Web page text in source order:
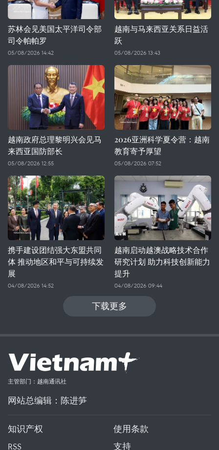
苏林会见美国太平洋司令部
司令帕帕罗
05/08/2026 14:42
越南与马来西亚关系日益活
跃
05/08/2026 13:43
越南政府总理黎明兴会见马
来西亚国防部长
05/08/2026 12:55
2026亚洲科学夏令营：越南
教育寄予厚望
05/08/2026 07:52
携手建设团结强大东盟共同
体 推动地区和平与可持续发
展
04/08/2026 14:52
越南启动越澳战略技术合作
研究计划 助力科技创新能力
提升
04/08/2026 09:44
下载更多
主管部门：越南通讯社
网站总编辑：陈进笋
知识产权
使用条款
RSS
支持